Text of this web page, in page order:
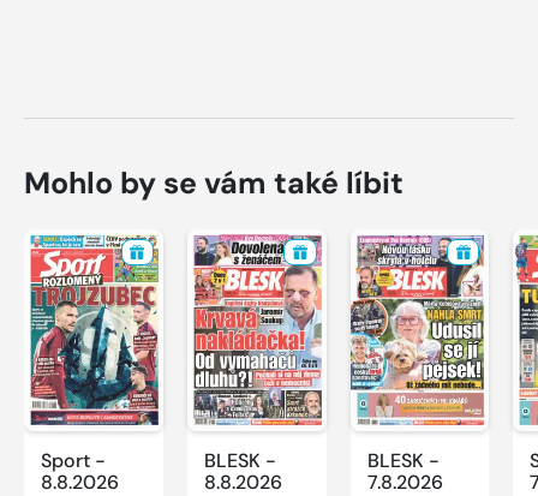
Mohlo by se vám také líbit
Sport -
8.8.2026
BLESK -
8.8.2026
BLESK -
7.8.2026